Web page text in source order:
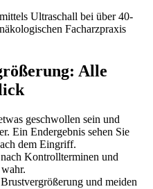
Ultraschall bei über 40-
Facharzpraxis
Alle
geschwollen sein und
Ein Endergebnis sehen Sie
dem Eingriff.
Kontrollterminen und
und meiden